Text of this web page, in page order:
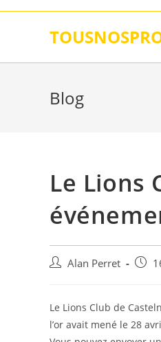
Skip
Blog
Le Lions
Auteur/autrice
publication :
Alan Perret
Post
Le Lions Club de
l’or avait mené le 28